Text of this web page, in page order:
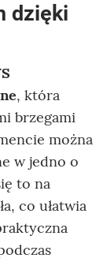
dzięki
, która
brzegami
można
w jedno o
to na
co ułatwia